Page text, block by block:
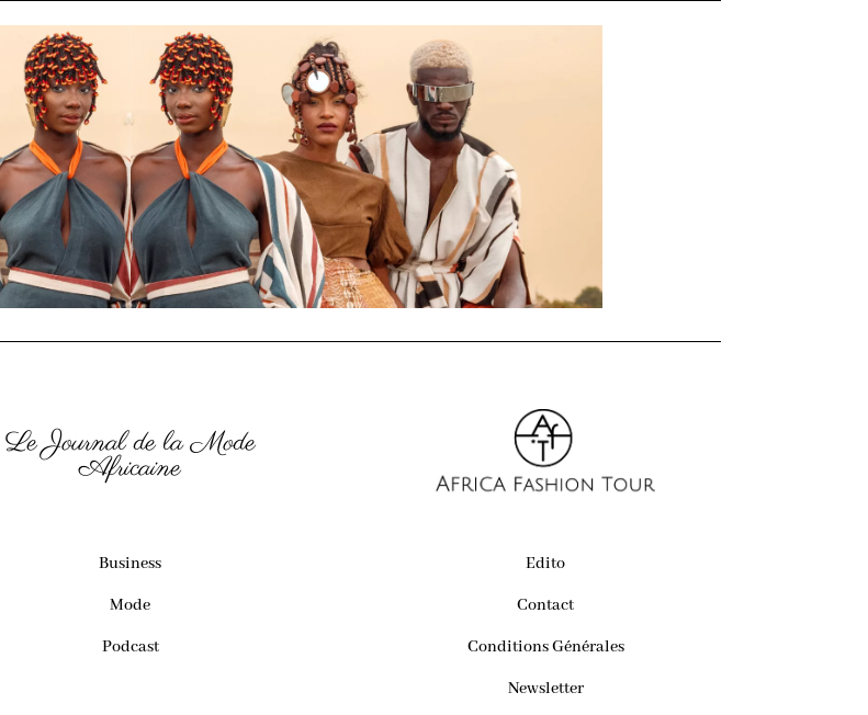
Le Journal de la Mode
Africaine
Business
Mode
Podcast
Edito
Contact
Conditions Générales
Newsletter